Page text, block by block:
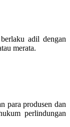
adil dengan
merata.
para produsen dan
perlindungan